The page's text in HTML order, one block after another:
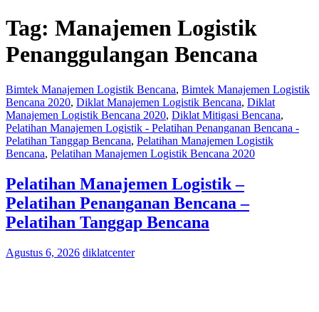
Tag: Manajemen Logistik
Penanggulangan Bencana
Bimtek Manajemen Logistik Bencana, Bimtek Manajemen Logistik
Bencana 2020, Diklat Manajemen Logistik Bencana, Diklat
Manajemen Logistik Bencana 2020, Diklat Mitigasi Bencana,
Pelatihan Manajemen Logistik - Pelatihan Penanganan Bencana -
Pelatihan Tanggap Bencana, Pelatihan Manajemen Logistik
Bencana, Pelatihan Manajemen Logistik Bencana 2020
Pelatihan Manajemen Logistik –
Pelatihan Penanganan Bencana –
Pelatihan Tanggap Bencana
Agustus 6, 2026 diklatcenter